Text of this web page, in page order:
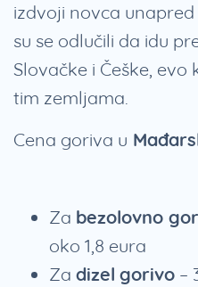
izdvoji novca
su se odlučili da idu
Slovačke i Češke, evo
tim zemljama.
Cena goriva u
Za bezolovno
oko 1,8 eura
Za dizel gorivo –